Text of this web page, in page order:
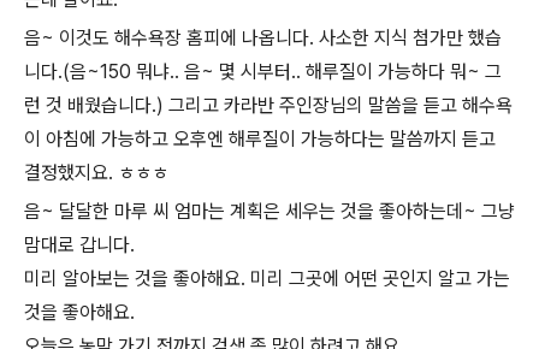
음~ 이것도 해수욕장 홈피에 나옵니다. 사소한 지식 첨가만 했습
니다.(음~150 뭐냐.. 음~ 몇 시부터.. 해루질이 가능하다 뭐~ 그
런 것 배웠습니다.) 그리고 카라반 주인장님의 말씀을 듣고 해수욕
이 아침에 가능하고 오후엔 해루질이 가능하다는 말씀까지 듣고
결정했지요. ㅎㅎㅎ
음~ 달달한 마루 씨 엄마는 계획은 세우는 것을 좋아하는데~ 그냥
맘대로 갑니다.
미리 알아보는 것을 좋아해요. 미리 그곳에 어떤 곳인지 알고 가는
것을 좋아해요.